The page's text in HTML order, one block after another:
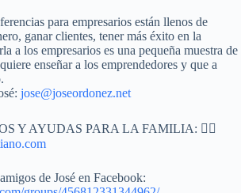
para empresarios están llenos de
ganar clientes, tener más éxito en la
a los empresarios es una pequeña muestra de
enseñar a los emprendedores y que a
jose@joseordonez.net
Y AYUDAS PARA LA FAMILIA: 👉🏼
de José en Facebook: